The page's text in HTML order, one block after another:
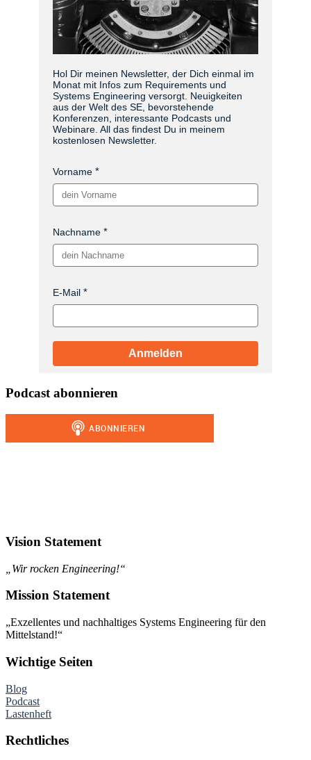
Hol Dir meinen Newsletter, der Dich einmal im
Monat mit Infos zum Requirements und
Systems Engineering versorgt. Neuigkeiten
aus der Welt des SE, bevorstehende
Konferenzen, interessante Podcasts und
Webinare. All das findest Du in meinem
kostenlosen Newsletter.
Vorname
Nachname
E-Mail
Anmelden
Podcast abonnieren
Vision Statement
„Wir rocken Engineering!“
Mission Statement
„Exzellentes und nachhaltiges Systems Engineering für den
Mittelstand!“
Wichtige Seiten
Blog
Podcast
Lastenheft
Rechtliches